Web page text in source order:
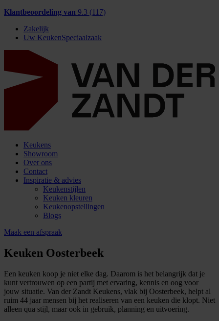
Klantbeoordeling van 9.3 (117)
Zakelijk
Uw KeukenSpeciaalzaak
Keukens
Showroom
Over ons
Contact
Inspiratie & advies
Keukenstijlen
Keuken kleuren
Keukenopstellingen
Blogs
Maak een afspraak
Keuken Oosterbeek
Een keuken koop je niet elke dag. Daarom is het belangrijk dat je
kunt vertrouwen op een partij met ervaring, kennis en oog voor
jouw situatie. Van der Zandt Keukens, vlak bij Oosterbeek, helpt al
ruim 44 jaar mensen bij het realiseren van een keuken die klopt. Niet
alleen qua stijl, maar ook in gebruik, planning en uitvoering.